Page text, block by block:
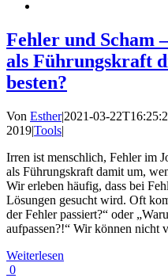
Fehler und Scham
als Führungskraft
besten?
Von Esther|2021-03-
2019|Tools|
Irren ist menschlich, Fehler im
als Führungskraft damit um,
Wir erleben häufig, dass bei
Lösungen gesucht wird. Oft
der Fehler passiert?“ oder
aufpassen?!“ Wir können nicht
Weiterlesen
0